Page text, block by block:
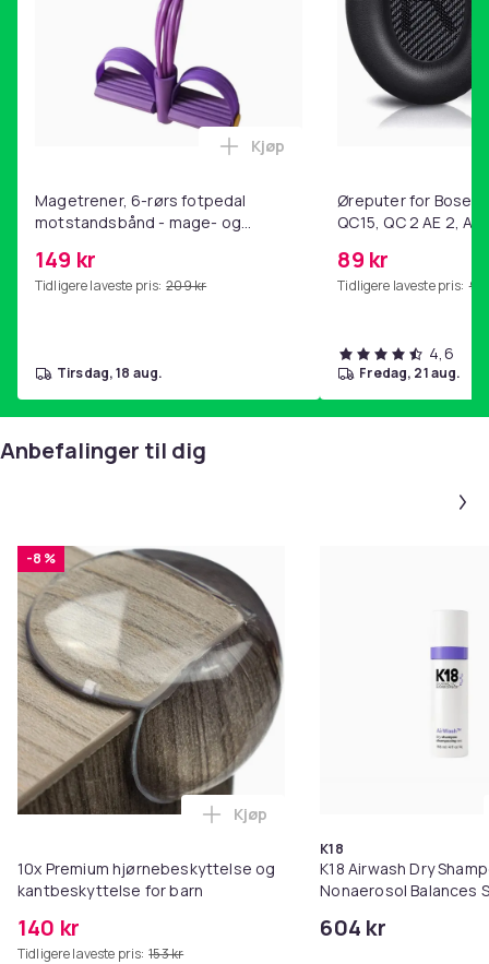
Magetrener, 6-rørs fotpedal
motstandsbånd - mage- og
hjemmegymnastikk Purple
149 kr
Tidligere laveste pris: 209 kr
Legg Magetrener, 6-rørs
Kjøp
tirsdag, 18 aug.
Øreputer for Bose
QC15, QC 2 AE 2, AE
89 kr
Tidligere laveste pris: 99
4,6
fredag, 21 aug.
Anbefalinger til dig
-8 %
10x Premium hjørnebeskyttelse og
kantbeskyttelse for barn
140 kr
Tidligere laveste pris: 153 kr
Legg 10x Premium
Kjøp
K18
K18 Airwash Dry
Nonaerosol Balances
604 kr